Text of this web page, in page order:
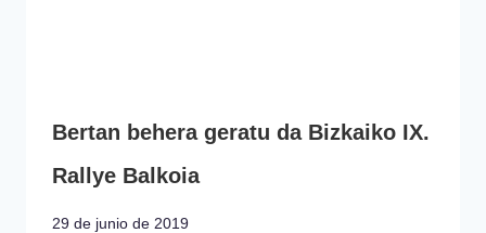
Bertan behera geratu da Bizkaiko IX.
Rallye Balkoia
29 de junio de 2019